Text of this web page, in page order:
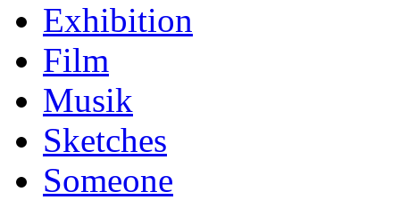
Exhibition
Film
Musik
Sketches
Someone